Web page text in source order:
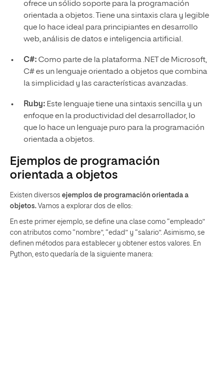
ofrece un sólido soporte para la programación
orientada a objetos. Tiene una sintaxis clara y legible
que lo hace ideal para principiantes en desarrollo
web, análisis de datos e inteligencia artificial.
C#: Como parte de la plataforma .NET de Microsoft,
C# es un lenguaje orientado a objetos que combina
la simplicidad y las características avanzadas.
Ruby: Este lenguaje tiene una sintaxis sencilla y un
enfoque en la productividad del desarrollador, lo
que lo hace un lenguaje puro para la programación
orientada a objetos.
Ejemplos de programación
orientada a objetos
Existen diversos ejemplos de programación orientada a
objetos. Vamos a explorar dos de ellos:
En este primer ejemplo, se define una clase como “empleado”
con atributos como “nombre”, “edad” y “salario”. Asimismo, se
definen métodos para establecer y obtener estos valores. En
Python, esto quedaría de la siguiente manera: